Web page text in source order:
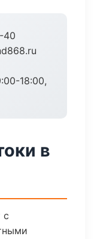
40
18:00,
в
с